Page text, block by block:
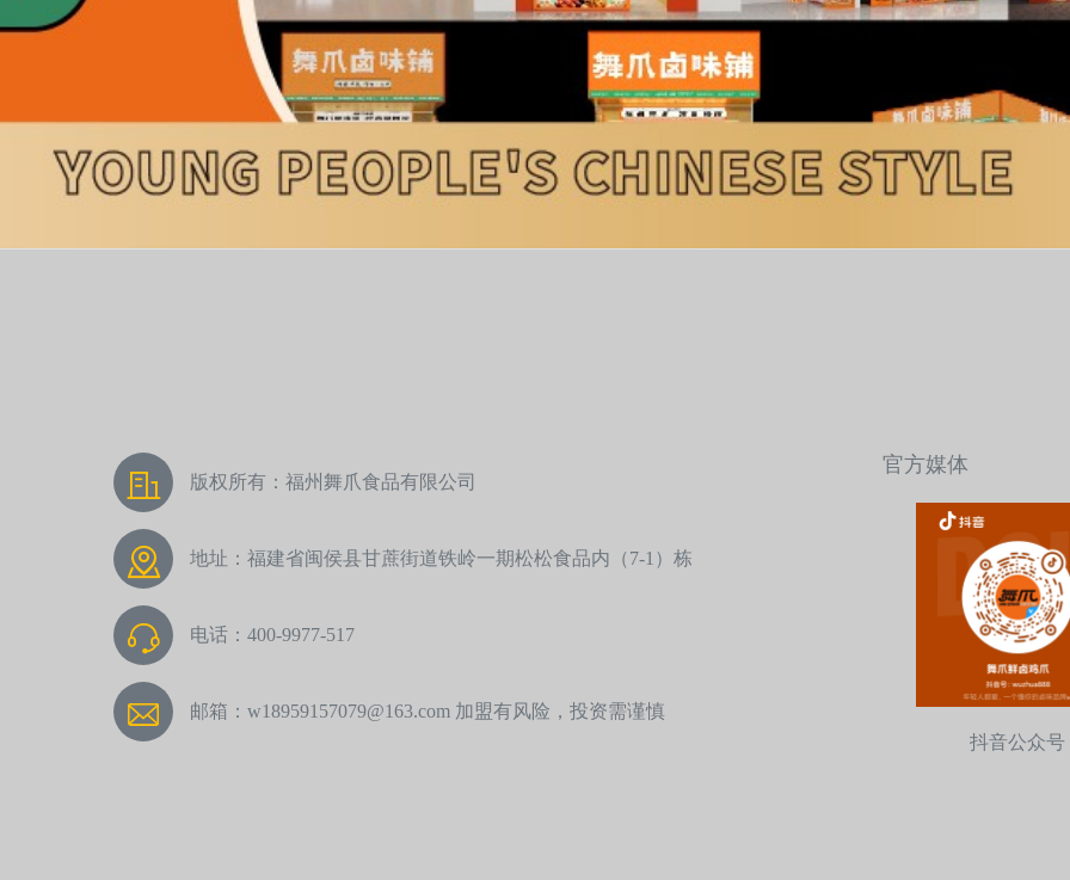
版权所有：福州舞爪食品有限公司
地址：福建省闽侯县甘蔗街道铁岭一期松松食品内（7-1）栋
电话：400-9977-517
邮箱：w18959157079@163.com 加盟有风险，投资需谨慎
官方媒体
抖音公众号